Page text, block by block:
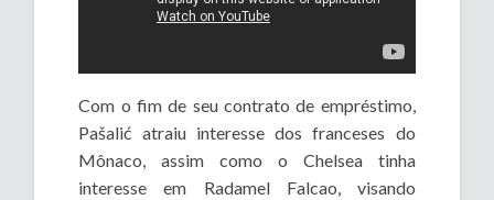
Com o fim de seu contrato de empréstimo,
Pašalić atraiu interesse dos franceses do
Mônaco, assim como o Chelsea tinha
interesse em Radamel Falcao, visando